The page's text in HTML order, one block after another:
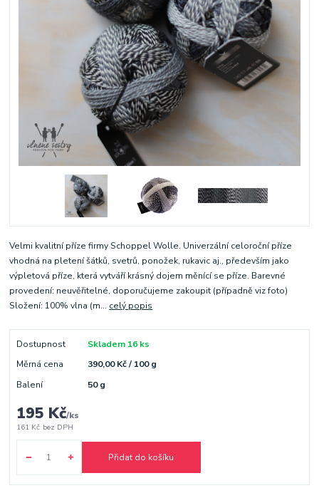
Velmi kvalitní příze firmy Schoppel Wolle. Univerzální celoroční příze
vhodná na pletení šátků, svetrů, ponožek, rukavic aj., především jako
výpletová příze, která vytváří krásný dojem měnící se příze. Barevné
provedení: neuvěřitelné, doporučujeme zakoupit (případně viz foto)
Složení: 100% vlna (m... celý popis
Dostupnost
Skladem 16 ks
Měrná cena
390,00 Kč / 100 g
Balení
50 g
195 Kč/ks
161 Kč bez DPH
Přidat do košíku